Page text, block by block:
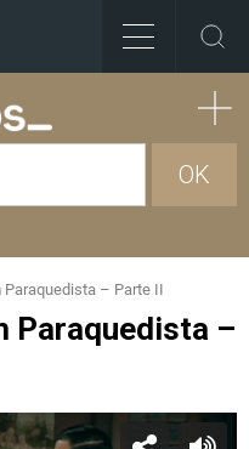
OK
– Parte II
Paraquedista –